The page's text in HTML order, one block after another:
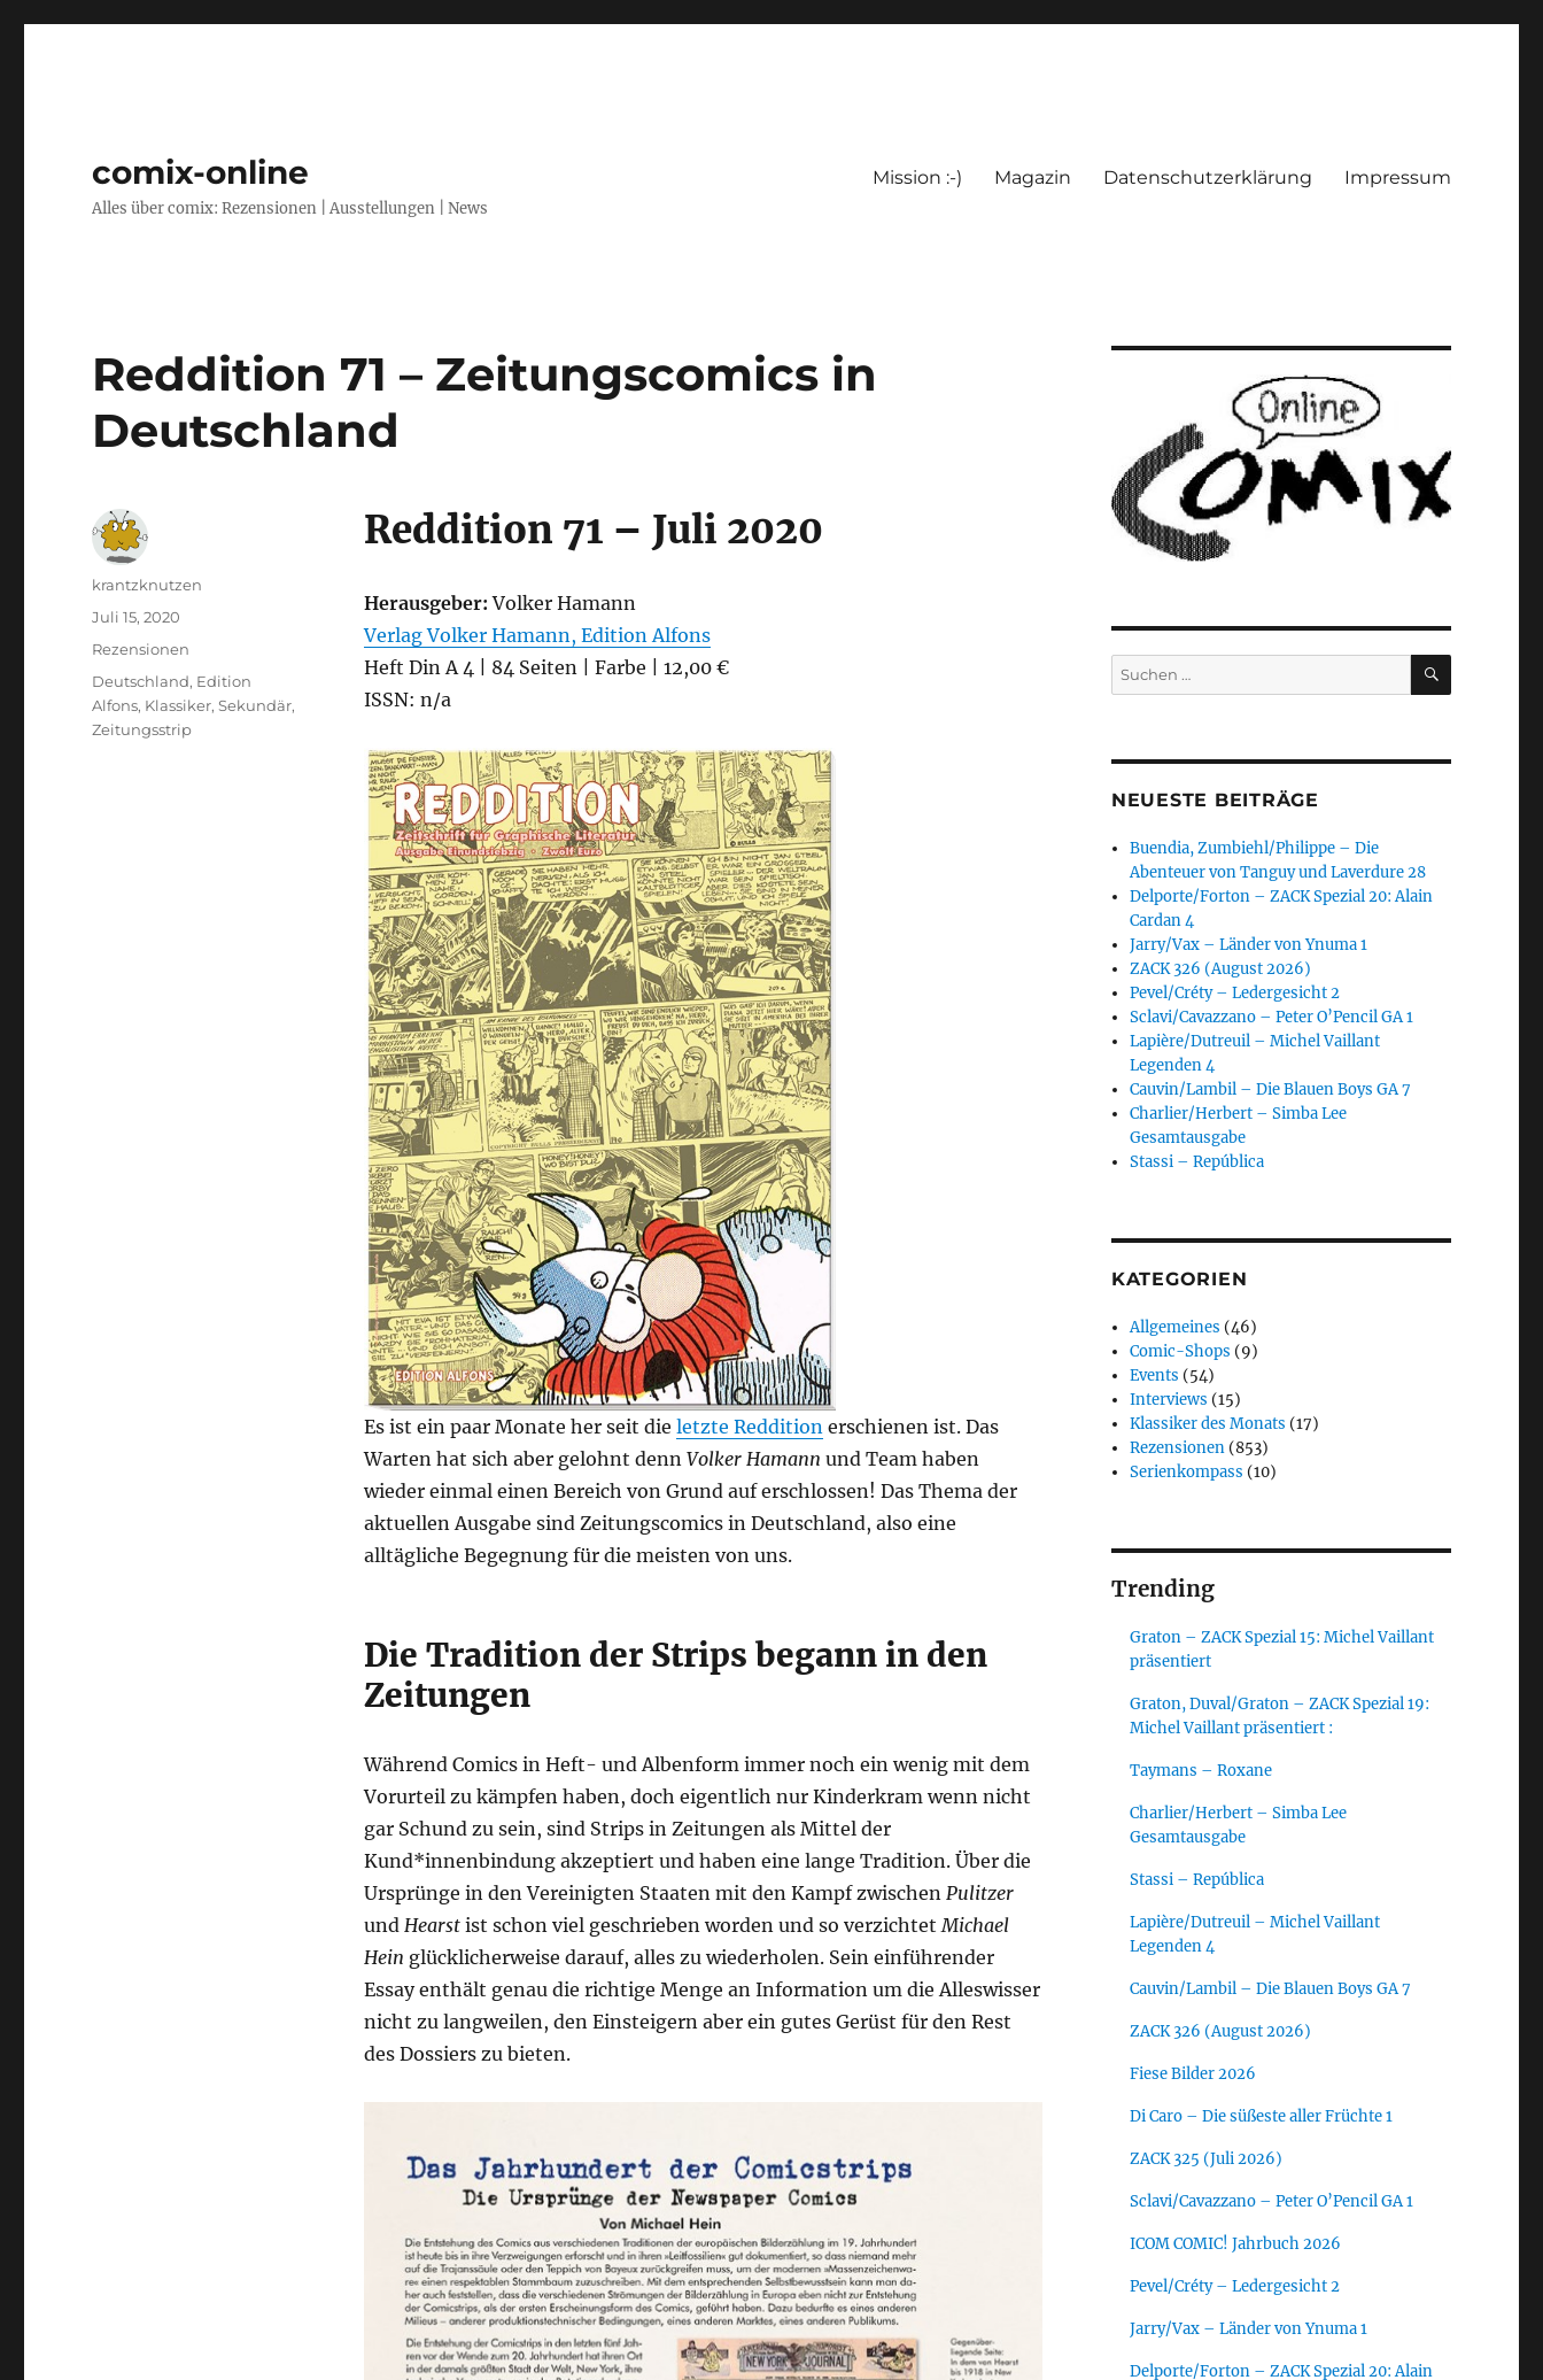
comix-online
Alles über comix: Rezensionen | Ausstellungen | News
Mission :-) Magazin Datenschutzerklärung Impressum
Reddition 71 – Zeitungscomics in
Deutschland
Reddition 71 – Juli 2020
Herausgeber:Volker Hamann
Verlag Volker Hamann, Edition Alfons
Heft Din A 4 | 84 Seiten | Farbe | 12,00 €
ISSN: n/a
Es ist ein paar Monate her seit die letzte Reddition erschienen ist. Das
Warten hat sich aber gelohnt denn Volker Hamann und Team haben
wieder einmal einen Bereich von Grund auf erschlossen! Das Thema der
aktuellen Ausgabe sind Zeitungscomics in Deutschland, also eine
alltägliche Begegnung für die meisten von uns.
Die Tradition der Strips begann in den
Zeitungen
Während Comics in Heft- und Albenform immer noch ein wenig mit dem
Vorurteil zu kämpfen haben, doch eigentlich nur Kinderkram wenn nicht
gar Schund zu sein, sind Strips in Zeitungen als Mittel der
Kund*innenbindung akzeptiert und haben eine lange Tradition. Über die
Ursprünge in den Vereinigten Staaten mit den Kampf zwischen Pulitzer
und Hearstist schon viel geschrieben worden und so verzichtet Michael
Hein glücklicherweise darauf, alles zu wiederholen. Sein einführender
Essay enthält genau die richtige Menge an Information um die Alleswisser
nicht zu langweilen, den Einsteigern aber ein gutes Gerüst für den Rest
des Dossiers zu bieten.
Autor
krantzknutzen
Veröffentlicht
Juli 15, 2020
Kategorien
Rezensionen
Schlagwörter
Deutschland, Edition
Alfons, Klassiker,Sekundär,
Zeitungsstrip
Suchen
nach:
SUCHEN
NEUESTE BEITRÄGE
Buendia, Zumbiehl/Philippe – Die
Abenteuer von Tanguy und Laverdure 28
Delporte/Forton – ZACK Spezial 20: Alain
Cardan 4
Jarry/Vax – Länder von Ynuma 1
ZACK 326 (August 2026)
Pevel/Créty – Ledergesicht 2
Sclavi/Cavazzano – Peter O’Pencil GA 1
Lapière/Dutreuil – Michel Vaillant
Legenden 4
Cauvin/Lambil – Die Blauen Boys GA 7
Charlier/Herbert – Simba Lee
Gesamtausgabe
Stassi – República
KATEGORIEN
Allgemeines (46)
Comic-Shops (9)
Events (54)
Interviews (15)
Klassiker des Monats (17)
Rezensionen (853)
Serienkompass (10)
Trending
Graton – ZACK Spezial 15: Michel Vaillant
präsentiert
Graton, Duval/Graton – ZACK Spezial 19:
Michel Vaillant präsentiert :
Taymans – Roxane
Charlier/Herbert – Simba Lee
Gesamtausgabe
Stassi – República
Lapière/Dutreuil – Michel Vaillant
Legenden 4
Cauvin/Lambil – Die Blauen Boys GA 7
ZACK 326 (August 2026)
Fiese Bilder 2026
Di Caro – Die süßeste aller Früchte 1
ZACK 325 (Juli 2026)
Sclavi/Cavazzano – Peter O’Pencil GA 1
ICOM COMIC! Jahrbuch 2026
Pevel/Créty – Ledergesicht 2
Jarry/Vax – Länder von Ynuma 1
Delporte/Forton – ZACK Spezial 20: Alain